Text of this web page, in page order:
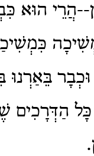
הֲרֵי הוּא
בֵּאַרְנוּ
הַדְּרָכִים